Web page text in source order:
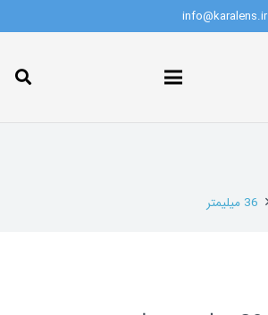
info@karalens.ir
36 میلیمتر